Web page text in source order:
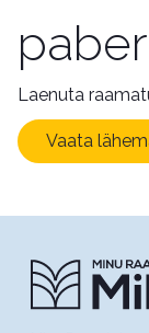
Laenuta
Vaata